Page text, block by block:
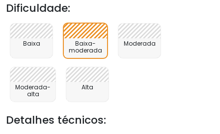
Dificuldade:
Baixa
Baixa-
moderada
Moderada
Moderada-
alta
Alta
Detalhes técnicos: